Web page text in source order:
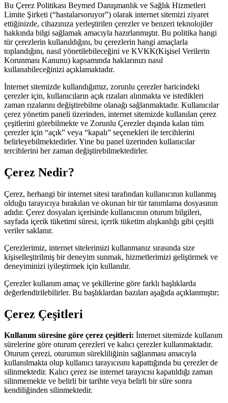
Bu Çerez Politikası Beymed Danışmanlık ve Sağlık Hizmetleri
Limite Şirketi (“hastalarsoruyor”) olarak internet sitemizi ziyaret
ettiğinizde, cihazınıza yerleştirilen çerezler ve benzeri teknolojiler
hakkında bilgi sağlamak amacıyla hazırlanmıştır. Bu politika hangi
tür çerezlerin kullanıldığını, bu çerezlerin hangi amaçlarla
toplandığını, nasıl yönetilebileceğini ve KVKK(Kişisel Verilerin
Korunması Kanunu) kapsamında haklarınızı nasıl
kullanabileceğinizi açıklamaktadır.
İnternet sitemizde kullandığımız, zorunlu çerezler haricindeki
çerezler için, kullanıcıların açık rızaları alınmakta ve istedikleri
zaman rızalarını değiştirebilme olanağı sağlanmaktadır. Kullanıcılar
çerez yönetim paneli üzerinden, internet sitemizde kullanılan çerez
çeşitlerini görebilmekte ve Zorunlu Çerezler dışında kalan tüm
çerezler için “açık” veya “kapalı” seçenekleri ile tercihlerini
belirleyebilmektedirler. Yine bu panel üzerinden kullanıcılar
tercihlerini her zaman değiştirebilmektedirler.
Çerez Nedir?
Çerez, herhangi bir internet sitesi tarafından kullanıcının kullanmış
olduğu tarayıcıya bırakılan ve okunan bir tür tanımlama dosyasının
adıdır. Çerez dosyaları içerisinde kullanıcının oturum bilgileri,
sayfada içerik tüketimi süresi, içerik tüketim alışkanlığı gibi çeşitli
veriler saklanır.
Çerezlerimiz, internet sitelerimizi kullanmanız sırasında size
kişiselleştirilmiş bir deneyim sunmak, hizmetlerimizi geliştirmek ve
deneyiminizi iyileştirmek için kullanılır.
Çerezler kullanım amaç ve şekillerine göre farklı başlıklarda
değerlendirilebilirler. Bu başlıklardan bazıları aşağıda açıklanmıştır;
Çerez Çeşitleri
Kullanım süresine göre çerez çeşitleri: İnternet sitemizde kullanım
sürelerine göre oturum çerezleri ve kalıcı çerezler kullanmaktadır.
Oturum çerezi, oturumun sürekliliğinin sağlanması amacıyla
kullanılmakta olup kullanıcı tarayıcısını kapattığında bu çerezler de
silinmektedir. Kalıcı çerez ise internet tarayıcısı kapatıldığı zaman
silinmemekte ve belirli bir tarihte veya belirli bir süre sonra
kendiliğinden silinmektedir.